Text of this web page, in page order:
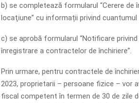
b) se completează formularul “Cerere de
locaţiune” cu informații privind cuantumul
c) se aprobă formularul “Notificare
înregistrare a contractelor de închiriere”.
Prin urmare, pentru contractele de
2023, proprietarii – persoane fizice – vor
fiscal competent în termen de 30 de zile